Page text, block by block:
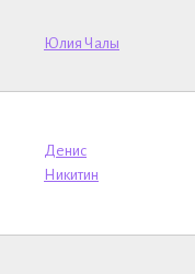
Юлия Чалы
Денис
Никитин